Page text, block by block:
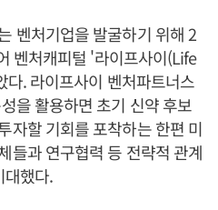
벤처기업을 발굴하기 위해 2
벤처캐피털 '라이프사이(Life
. 라이프사이 벤처파트너스
을 활용하면 초기 신약 후보
자할 기회를 포착하는 한편 미
들과 연구협력 등 전략적 관계
대했다.